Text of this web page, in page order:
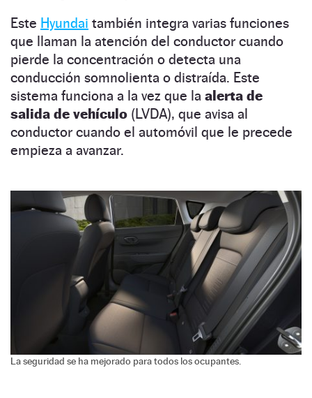
Este Hyundai también integra varias funciones
que llaman la atención del conductor cuando
pierde la concentración o detecta una
conducción somnolienta o distraída. Este
sistema funciona a la vez que la alerta de
salida de vehículo (LVDA), que avisa al
conductor cuando el automóvil que le precede
empieza a avanzar.
La seguridad se ha mejorado para todos los ocupantes.